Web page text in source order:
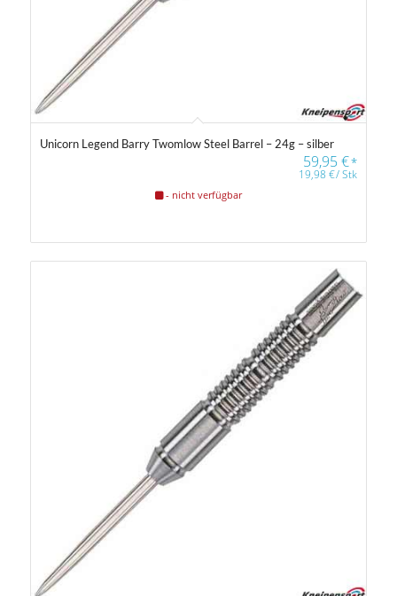
Unicorn Legend Barry Twomlow Steel Barrel – 24g – silber
59,95€*
19,98€/Stk
- nicht verfügbar